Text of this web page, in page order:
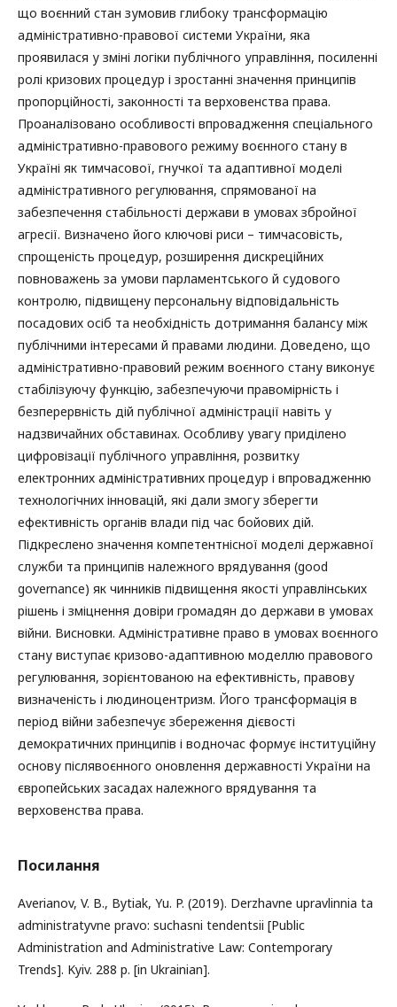
що воєнний стан зумовив глибоку трансформацію
адміністративно-правової системи України, яка
проявилася у зміні логіки публічного управління, посиленні
ролі кризових процедур і зростанні значення принципів
пропорційності, законності та верховенства права.
Проаналізовано особливості впровадження спеціального
адміністративно-правового режиму воєнного стану в
Україні як тимчасової, гнучкої та адаптивної моделі
адміністративного регулювання, спрямованої на
забезпечення стабільності держави в умовах збройної
агресії. Визначено його ключові риси – тимчасовість,
спрощеність процедур, розширення дискреційних
повноважень за умови парламентського й судового
контролю, підвищену персональну відповідальність
посадових осіб та необхідність дотримання балансу між
публічними інтересами й правами людини. Доведено, що
адміністративно-правовий режим воєнного стану виконує
стабілізуючу функцію, забезпечуючи правомірність і
безперервність дій публічної адміністрації навіть у
надзвичайних обставинах. Особливу увагу приділено
цифровізації публічного управління, розвитку
електронних адміністративних процедур і впровадженню
технологічних інновацій, які дали змогу зберегти
ефективність органів влади під час бойових дій.
Підкреслено значення компетентнісної моделі державної
служби та принципів належного врядування (good
governance) як чинників підвищення якості управлінських
рішень і зміцнення довіри громадян до держави в умовах
війни. Висновки. Адміністративне право в умовах воєнного
стану виступає кризово-адаптивною моделлю правового
регулювання, зорієнтованою на ефективність, правову
визначеність і людиноцентризм. Його трансформація в
період війни забезпечує збереження дієвості
демократичних принципів і водночас формує інституційну
основу післявоєнного оновлення державності України на
європейських засадах належного врядування та
верховенства права.
Посилання
Averianov, V. B., Bytiak, Yu. P. (2019). Derzhavne upravlinnia ta
administratyvne pravo: suchasni tendentsii [Public
Administration and Administrative Law: Contemporary
Trends]. Kyiv. 288 p. [in Ukrainian].